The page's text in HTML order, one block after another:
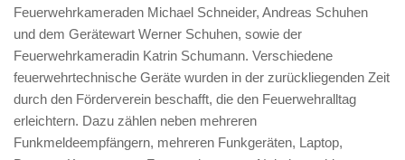
Feuerwehrkameraden Michael Schneider, Andreas Schuhen
und dem Gerätewart Werner Schuhen, sowie der
Feuerwehrkameradin Katrin Schumann. Verschiedene
feuerwehrtechnische Geräte wurden in der zurückliegenden Zeit
durch den Förderverein beschafft, die den Feuerwehralltag
erleichtern. Dazu zählen neben mehreren
Funkmeldeempfängern, mehreren Funkgeräten, Laptop,